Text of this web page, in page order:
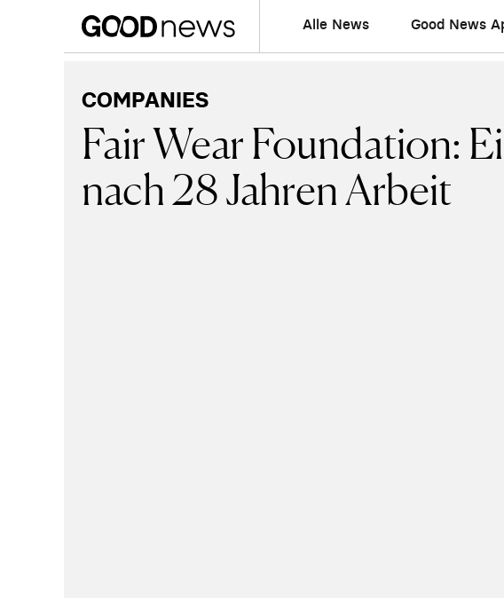
Alle News Good News
COMPANIES
Fair Wear Foundation:
nach 28 Jahren Arbeit